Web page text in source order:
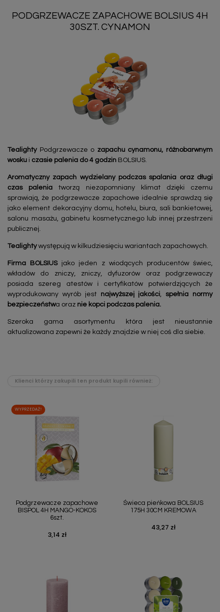
PODGRZEWACZE ZAPACHOWE BOLSIUS 4H
30SZT. CYNAMON
TealightyPodgrzewacze o zapachu cynamonu, różnobarwnym
wosku i czasie palenia do 4 godzin BOLSIUS.
Aromatyczny zapach wydzielany podczas spalania oraz długi
czas palenia tworzą niezapomniany klimat dzięki czemu
sprawiają, że podgrzewacze zapachowe idealnie sprawdzą się
jako element dekoracyjny domu, hotelu, biura, sali bankietowej,
salonu masażu, gabinetu kosmetycznego lub innej przestrzeni
publicznej.
Tealightywystępują w kilkudziesięciu wariantach zapachowych.
Firma BOLSIUSjako jeden z wiodących producentów świec,
wkładów do zniczy, zniczy, dyfuzorów oraz podgrzewaczy
posiada szereg atestów i certyfikatów potwierdzjących że
wyprodukowany wyrób jest
najwyższej jakości ,spełnia normy
bezpieczeństwa oraz nie kopci podczas palenia.
Szeroka gama asortymentu która jest nieustannie
aktualizowana zapewni że każdy znajdzie w niej coś dla siebie.
Klienci którzy zakupili ten produkt kupili również:
Podgrzewacze zapachowe
BISPOL 4H MANGO-KOKOS
6szt.
Cena
3,14 zł
WYPRZEDAŻ!
Świeca pieńkowa BOLSIUS
175H 30CM KREMOWA
Cena
43,27 zł